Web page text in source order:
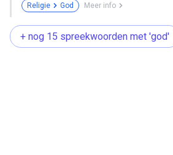
Religie God Meer info
+ nog 15 spreekwoorden met 'god'